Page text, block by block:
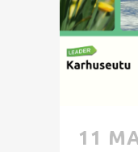
11